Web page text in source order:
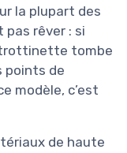
la plupart des
rêver : si
trottinette tombe
points de
modèle, c’est
de haute